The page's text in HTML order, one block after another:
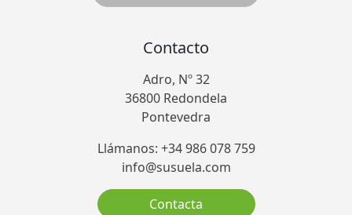
Contacto
Adro, Nº 32
36800 Redondela
Pontevedra
Llámanos: +34 986 078 759
info@susuela.com
Contacta